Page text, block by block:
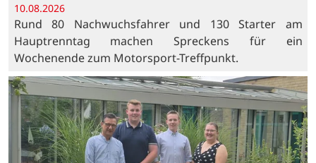
10.08.2026
Rund 80 Nachwuchsfahrer und 130 Starter am
Hauptrenntag machen Spreckens für ein
Wochenende zum Motorsport-Treffpunkt.